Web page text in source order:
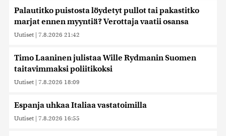
Palautitko puistosta löydetyt pullot tai pakastitko
marjat ennen myyntiä? Verottaja vaatii osansa
Uutiset | 7.8.2026 21:42
Timo Laaninen julistaa Wille Rydmanin Suomen
taitavimmaksi poliitikoksi
Uutiset | 7.8.2026 18:09
Espanja uhkaa Italiaa vastatoimilla
Uutiset | 7.8.2026 16:55